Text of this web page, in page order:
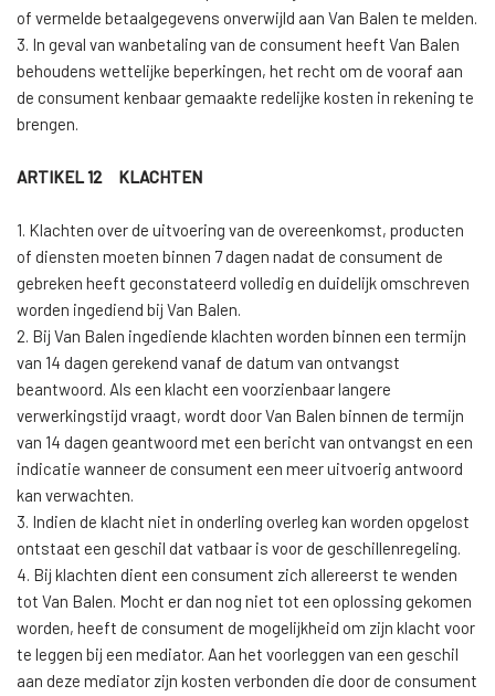
of vermelde betaalgegevens onverwijld aan Van Balen te melden.
3. In geval van wanbetaling van de consument heeft Van Balen
behoudens wettelijke beperkingen, het recht om de vooraf aan
de consument kenbaar gemaakte redelijke kosten in rekening te
brengen.
ARTIKEL 12 KLACHTEN
1. Klachten over de uitvoering van de overeenkomst, producten
of diensten moeten binnen 7 dagen nadat de consument de
gebreken heeft geconstateerd volledig en duidelijk omschreven
worden ingediend bij Van Balen.
2. Bij Van Balen ingediende klachten worden binnen een termijn
van 14 dagen gerekend vanaf de datum van ontvangst
beantwoord. Als een klacht een voorzienbaar langere
verwerkingstijd vraagt, wordt door Van Balen binnen de termijn
van 14 dagen geantwoord met een bericht van ontvangst en een
indicatie wanneer de consument een meer uitvoerig antwoord
kan verwachten.
3. Indien de klacht niet in onderling overleg kan worden opgelost
ontstaat een geschil dat vatbaar is voor de geschillenregeling.
4. Bij klachten dient een consument zich allereerst te wenden
tot Van Balen. Mocht er dan nog niet tot een oplossing gekomen
worden, heeft de consument de mogelijkheid om zijn klacht voor
te leggen bij een mediator. Aan het voorleggen van een geschil
aan deze mediator zijn kosten verbonden die door de consument